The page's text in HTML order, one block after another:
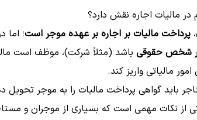
مالیات اجاره نقش دارد؟
پرداخت مالیات بر اجاره بر عهده موجر است؛ اما
شخص حقوقی باشد (مثلاً شرکت)، موظف است
مالیاتی واریز کند.
باید گواهی پرداخت مالیات را به موجر تحویل
از نکات مهمی است که بسیاری از موجران و